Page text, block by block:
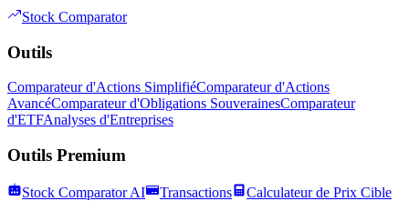
Stock Comparator
Outils
Comparateur d'Actions SimplifiéComparateur d'Actions
AvancéComparateur d'Obligations SouverainesComparateur
d'ETFAnalyses d'Entreprises
Outils Premium
Stock Comparator AI Transactions
Calculateur de Prix Cible